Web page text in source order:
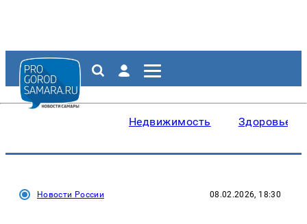
Недвижимость Здоровье
Новости России 08.02.2026, 18:30